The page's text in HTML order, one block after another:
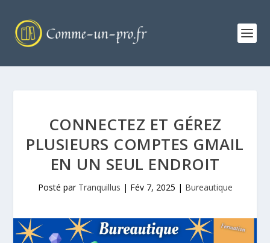
CONNECTEZ ET GÉREZ
PLUSIEURS COMPTES GMAIL
EN UN SEUL ENDROIT
Posté par Tranquillus | Fév 7, 2025 | Bureautique